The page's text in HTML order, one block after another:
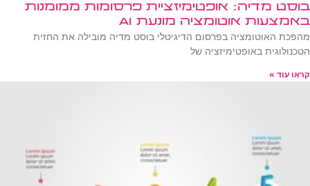
בוסט מדיה: אופטימיזציית פרסומות ממומנות
באמצעות אוטומציה מונעת AI
מהפכת האוטומציה בפרסום הדיגיטלי בוסט מדיה מובילה את החזית
הטכנולוגית באופטימיזציה של
קראו עוד »